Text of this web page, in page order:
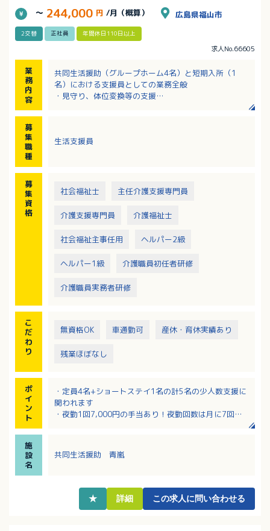
～ 244,000 円 /月（概算） 広島県福山市
2交替 正社員 年間休日110日以上
求人No.66605
業
務
内
容
共同生活援助（グループホーム4名）と短期入所（1
名）における支援員としての業務全般
・見守り、体位変換等の支援
募
集
職
種
生活支援員
募
集
資
格
社会福祉士 主任介護支援専門員
介護支援専門員 介護福祉士
社会福祉主事任用 ヘルパー2級
ヘルパー1級 介護職員初任者研修
介護職員実務者研修
こ
だ
わ
り
無資格OK 車通勤可 産休・育休実績あり
残業ほぼなし
ポ
イ
ン
ト
・定員4名+ショートステイ1名の計5名の少人数支援に
関われます
・夜勤1回7,000円の手当あり！夜勤回数は月に7回程
は別途手当あり！
・時間外労働なし！16：00～翌10：00の間での月10
施
設
名
共同生活援助 青嵐
★ 詳細 この求人に問い合わせる